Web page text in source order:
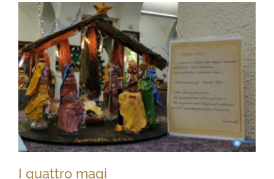
Presepe palestinese
I quattro magi